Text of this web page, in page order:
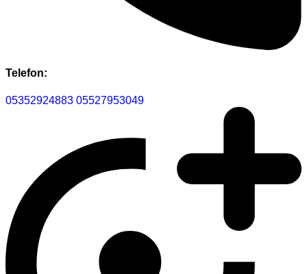
Telefon:
05352924883 05527953049